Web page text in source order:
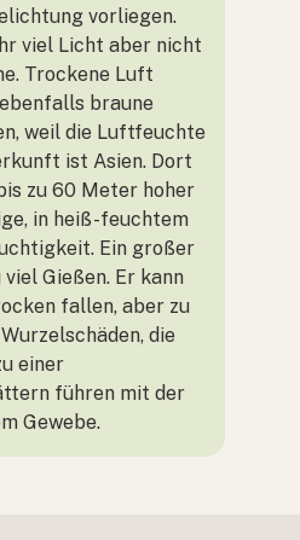
vorliegen.
viel Licht aber nicht
Trockene Luft
braune
weil die Luftfeuchte
ist Asien. Dort
zu 60 Meter hoher
in heiß-feuchtem
Ein großer
Gießen. Er kann
fallen, aber zu
die
einer
führen mit der
Gewebe.